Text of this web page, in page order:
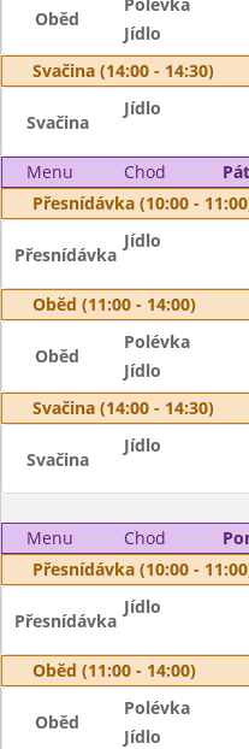
Oběd
Jídlo
Svačina (14:00 - 14:30)
Svačina
Jídlo
Menu Chod
Přesnídávka (10:00 -
Přesnídávka
Jídlo
Oběd (11:00 - 14:00)
Oběd
Polévka
Jídlo
Svačina (14:00 - 14:30)
Svačina
Jídlo
Menu Chod
Přesnídávka (10:00 -
Přesnídávka
Jídlo
Oběd (11:00 - 14:00)
Oběd
Polévka
Jídlo